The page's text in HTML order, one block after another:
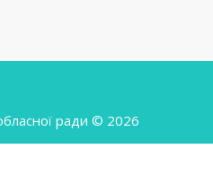
ради © 2026